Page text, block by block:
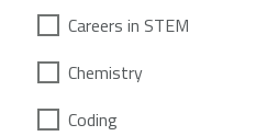
Careers in STEM
Chemistry
Coding